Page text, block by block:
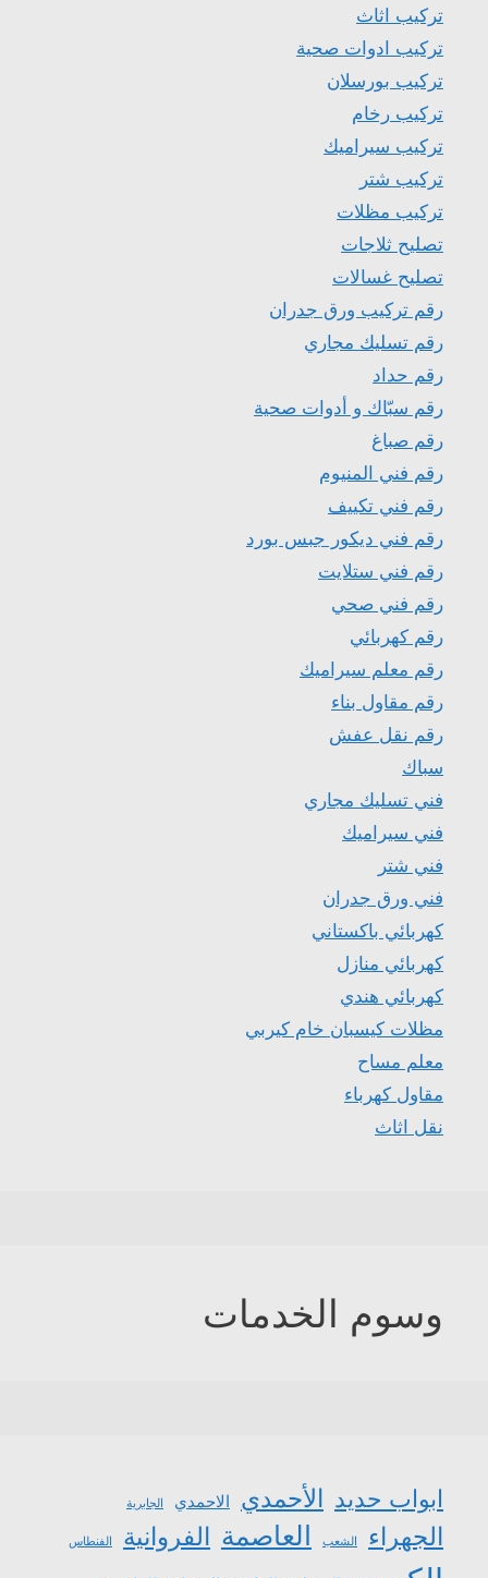
تركيب اثاث
تركيب ادوات صحية
تركيب بورسلان
تركيب رخام
تركيب سيراميك
تركيب شتر
تركيب مظلات
تصليح ثلاجات
تصليح غسالات
رقم تركيب ورق جدران
رقم تسليك مجاري
رقم حداد
رقم سبّاك و أدوات صحية
رقم صباغ
رقم فني المنيوم
رقم فني تكييف
رقم فني ديكور جبس بورد
رقم فني ستلايت
رقم فني صحي
رقم كهربائي
رقم معلم سيراميك
رقم مقاول بناء
رقم نقل عفش
سباك
فني تسليك مجاري
فني سيراميك
فني شتر
فني ورق جدران
كهربائي باكستاني
كهربائي منازل
كهربائي هندي
مظلات كيسبان خام كيربي
معلم مساح
مقاول كهرباء
نقل اثاث
وسوم الخدمات
ابواب حديد الأحمدي الاحمدي الجابرية
الجهراء الشعب العاصمة الفروانية الفنطاس